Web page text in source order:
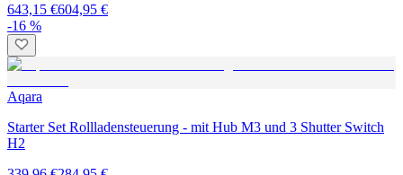
643,15 €604,95 €
-16 %
Aqara
Starter Set Rollladensteuerung - mit Hub M3 und 3 Shutter Switch
H2